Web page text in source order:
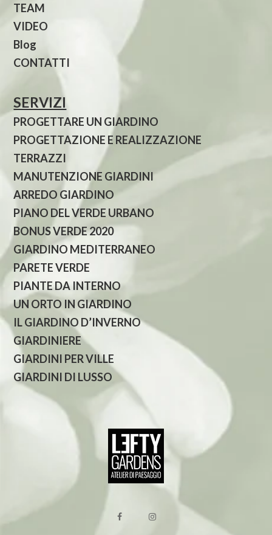
TEAM
VIDEO
Blog
CONTATTI
SERVIZI
PROGETTARE UN GIARDINO
PROGETTAZIONE E REALIZZAZIONE
TERRAZZI
MANUTENZIONE GIARDINI
ARREDO GIARDINO
PIANO DEL VERDE URBANO
BONUS VERDE 2020
GIARDINO MEDITERRANEO
PARETE VERDE
PIANTE DA INTERNO
UN ORTO IN GIARDINO
IL GIARDINO D’INVERNO
GIARDINIERE
GIARDINI PER VILLE
GIARDINI DI LUSSO